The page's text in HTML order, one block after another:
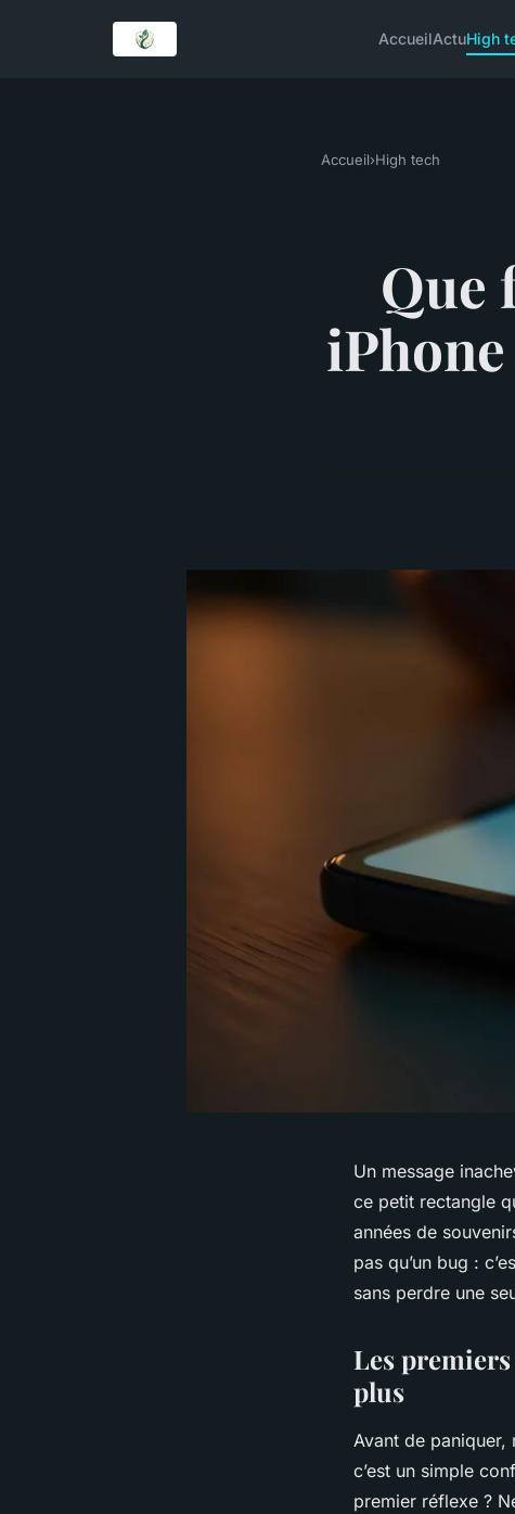
AccueilActuHigh
Accueil›High tech
Que
Un message
ce petit rectangle
années de
pas qu’un bug :
sans perdre une
Les
plus
Avant de paniquer,
c’est un simple
premier réflexe ?